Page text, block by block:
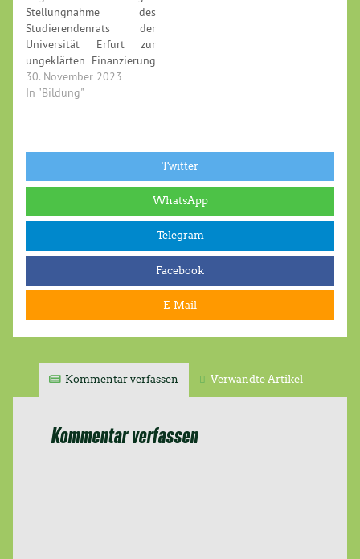
Stellungnahme des
Studierendenrats der
Universität Erfurt zur
ungeklärten Finanzierung
des
Hochschulstandortentwicklungskonzeptes
finanzpolitischer Sprecher
Stadtratsfraktion von
30. November 2023
In "Bildung"
Twitter
WhatsApp
Telegram
Facebook
E-Mail
Kommentar verfassen Verwandte Artikel
Kommentar verfassen